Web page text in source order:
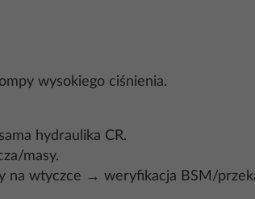
wysokiego ciśnienia.
hydraulika CR.
masy.
na wtyczce → weryfikacja BSM/